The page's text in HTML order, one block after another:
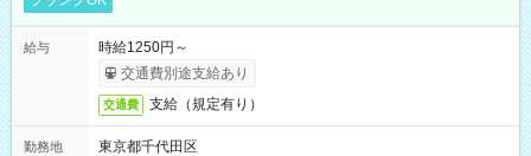
給与
時給1250円～
交通費別途支給あり
交通費 支給（規定有り）
勤務地
東京都千代田区